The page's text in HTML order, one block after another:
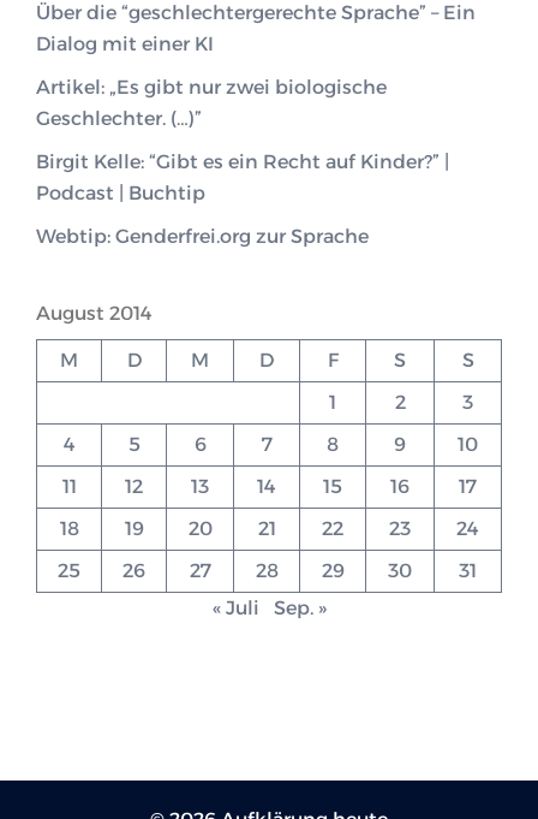
Über die “geschlechtergerechte Sprache” – Ein
Dialog mit einer KI
Artikel: „Es gibt nur zwei biologische
Geschlechter. (…)”
Birgit Kelle: “Gibt es ein Recht auf Kinder?” |
Podcast | Buchtip
Webtip: Genderfrei.org zur Sprache
August 2014
M D M D F S
S
1
2
3
4
5 6 7 8 9
10
11
12 13 14 15 16
17
18
19 20 21 22 23
24
25
26 27 28 29 30
31
« Juli
Sep. »